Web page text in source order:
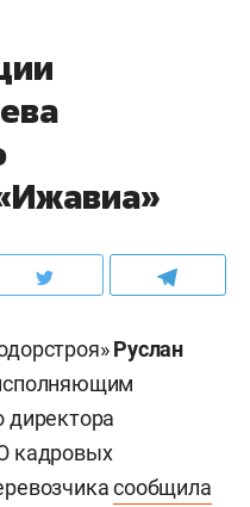
Руслан
директора
кадровых
сообщила